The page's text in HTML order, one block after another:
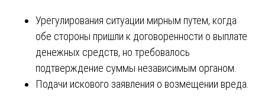
Урегулирования ситуации мирным путем, когда
обе стороны пришли к договоренности о выплате
денежных средств, но требовалось
подтверждение суммы независимым органом.
Подачи искового заявления о возмещении вреда.